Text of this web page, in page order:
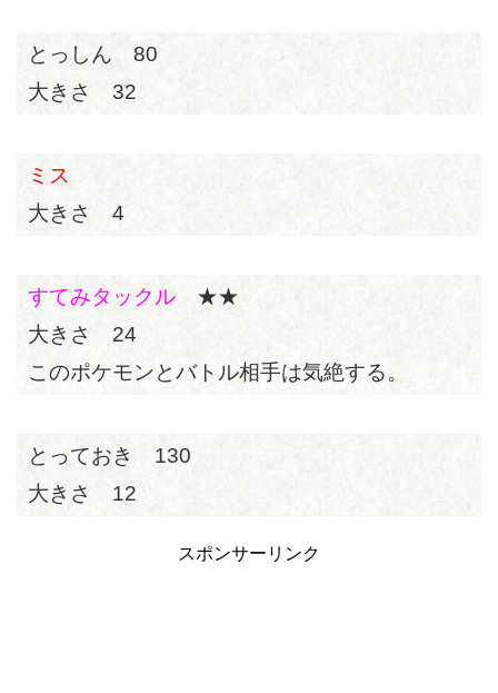
とっしん 80
大きさ 32
ミス
大きさ 4
すてみタックル ★★
大きさ 24
このポケモンとバトル相手は気絶する。
とっておき 130
大きさ 12
スポンサーリンク